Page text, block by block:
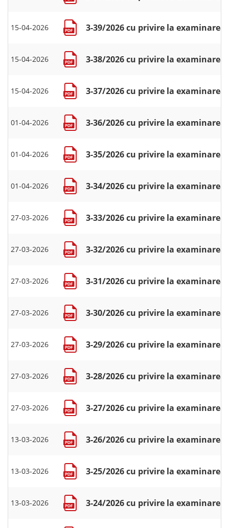
15-04-2026 3-39/2026 cu privire la
15-04-2026 3-38/2026 cu privire la
15-04-2026 3-37/2026 cu privire la
01-04-2026 3-36/2026 cu privire la
01-04-2026 3-35/2026 cu privire la
01-04-2026 3-34/2026 cu privire la
27-03-2026 3-33/2026 cu privire la
27-03-2026 3-32/2026 cu privire la
27-03-2026 3-31/2026 cu privire la
27-03-2026 3-30/2026 cu privire la
27-03-2026 3-29/2026 cu privire la
27-03-2026 3-28/2026 cu privire la
27-03-2026 3-27/2026 cu privire la
13-03-2026 3-26/2026 cu privire la
13-03-2026 3-25/2026 cu privire la
13-03-2026 3-24/2026 cu privire la